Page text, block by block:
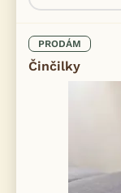
PRODÁM
Činčilky